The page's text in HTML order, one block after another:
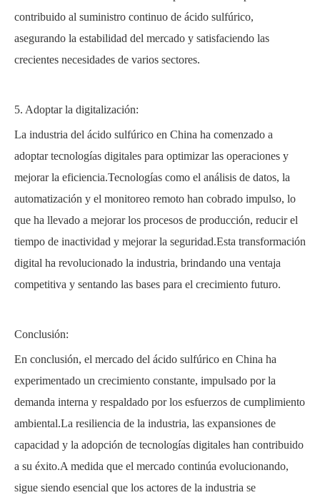
contribuido al suministro continuo de ácido sulfúrico,
asegurando la estabilidad del mercado y satisfaciendo las
crecientes necesidades de varios sectores.
5. Adoptar la digitalización:
La industria del ácido sulfúrico en China ha comenzado a
adoptar tecnologías digitales para optimizar las operaciones y
mejorar la eficiencia.Tecnologías como el análisis de datos, la
automatización y el monitoreo remoto han cobrado impulso, lo
que ha llevado a mejorar los procesos de producción, reducir el
tiempo de inactividad y mejorar la seguridad.Esta transformación
digital ha revolucionado la industria, brindando una ventaja
competitiva y sentando las bases para el crecimiento futuro.
Conclusión:
En conclusión, el mercado del ácido sulfúrico en China ha
experimentado un crecimiento constante, impulsado por la
demanda interna y respaldado por los esfuerzos de cumplimiento
ambiental.La resiliencia de la industria, las expansiones de
capacidad y la adopción de tecnologías digitales han contribuido
a su éxito.A medida que el mercado continúa evolucionando,
sigue siendo esencial que los actores de la industria se